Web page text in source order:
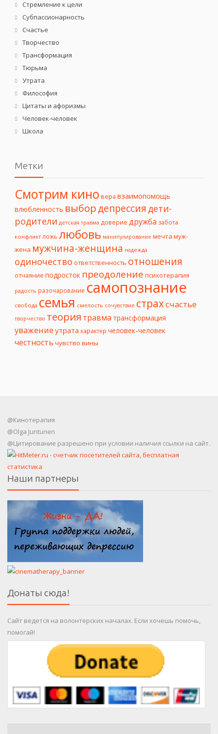
Стремление к цели
Субпассионарность
Счастье
Творчество
Трансформация
Тюрьма
Утрата
Философия
Цитаты и афоризмы
Человек-человек
Школа
Метки
Смотрим кино вера взаимопомощь
влюбленность выбордепрессия дети-
родители детская травма доверие дружба забота
конфликт ложь любовь манипулирование мечта муж-
жена мужчина-женщина надежда
одиночество ответственность отношения
отчаяние подросток преодоление психотерапия
радость разочарование самопознание
свобода семья смелость сочувствие страхсчастье
творчество теория травма трансформация
уважение утрата характер человек-человек
честность чувство вины
@Кинотерапия
@Olga Juntunen
@Цитирование разрешено при условии наличия ссылки на сайт.
Наши партнеры
Донаты сюда!
Сайт ведется на волонтерских началах. Если хочешь помочь,
помогай!